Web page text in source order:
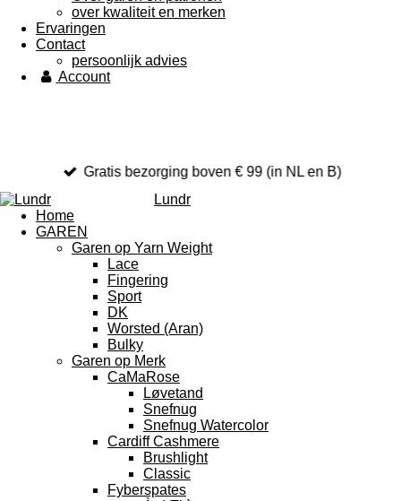
over kwaliteit en merken
Ervaringen
Contact
persoonlijk advies
Account
Gratis bezorging boven € 99 (in NL en B)
Lundr
Home
GAREN
Garen op Yarn Weight
Lace
Fingering
Sport
DK
Worsted (Aran)
Bulky
Garen op Merk
CaMaRose
Løvetand
Snefnug
Snefnug Watercolor
Cardiff Cashmere
Brushlight
Classic
Fyberspates